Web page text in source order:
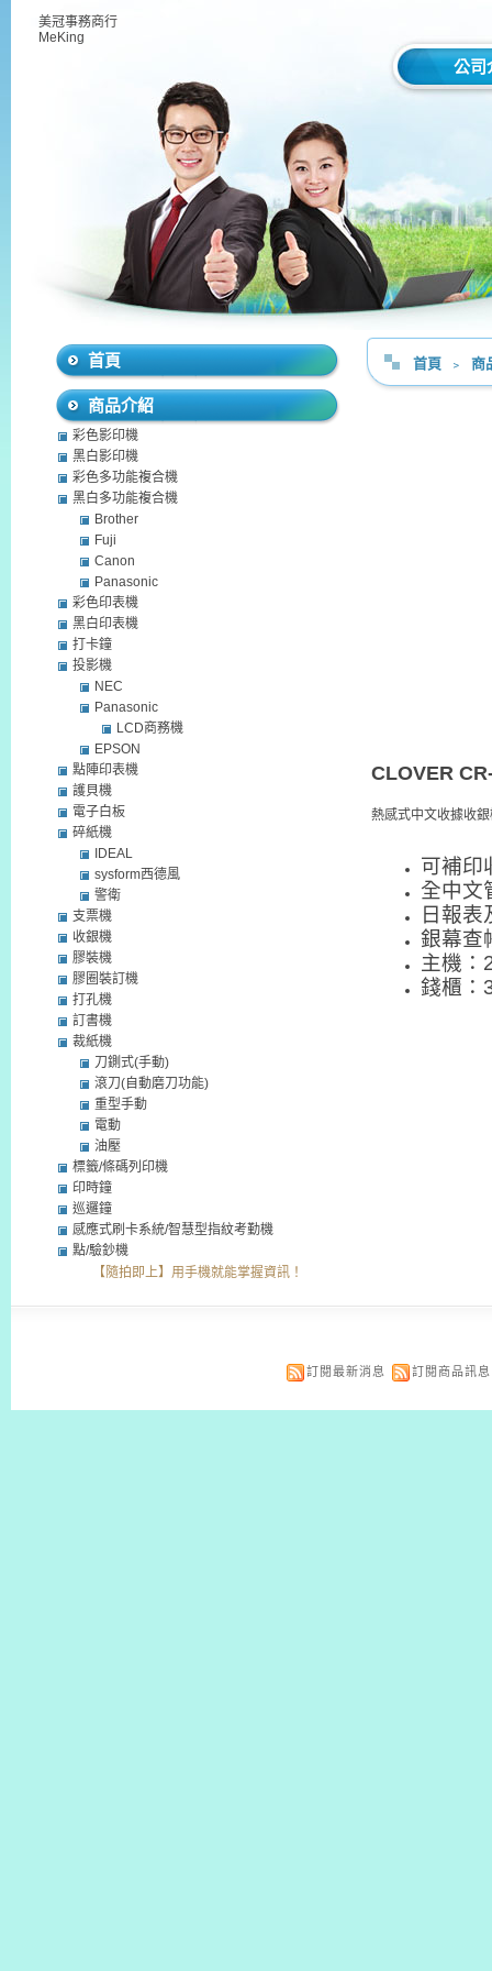
美冠事務商行
MeKing
公司
首頁 ﹥ 商
CLOVER
熱感式中文收據收
可補印
全中文
日報表
銀幕查
主機：
錢櫃：
首頁
商品介紹
彩色影印機
黑白影印機
彩色多功能複合機
黑白多功能複合機
Brother
Fuji
Canon
Panasonic
彩色印表機
黑白印表機
打卡鐘
投影機
NEC
Panasonic
LCD商務機
EPSON
點陣印表機
護貝機
電子白板
碎紙機
IDEAL
sysform西德風
警衛
支票機
收銀機
膠裝機
膠圈裝訂機
打孔機
訂書機
裁紙機
刀鍘式(手動)
滾刀(自動磨刀功能)
重型手動
電動
油壓
標籤/條碼列印機
印時鐘
巡邏鐘
感應式刷卡系統/智慧型指紋考勤機
點/驗鈔機
【隨拍即上】用手機就能掌握資訊！
訂閱最新消息 訂閱商品訊息